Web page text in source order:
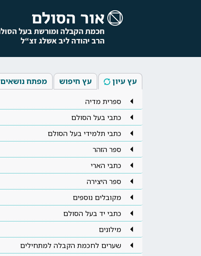
עץ עיון עץ חיפוש מפתח נושאים
ספרית מדיה
כתבי בעל הסולם
כתבי תלמידי בעל הסולם
ספר הזהר
כתבי הארי
ספר היצירה
מקובלים נוספים
כתבי יד בעל הסולם
מילונים
שערים לחכמת הקבלה למתחילים